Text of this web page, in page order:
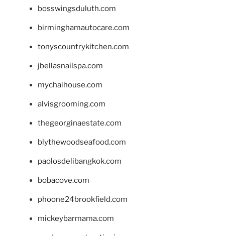
bosswingsduluth.com
birminghamautocare.com
tonyscountrykitchen.com
jbellasnailspa.com
mychaihouse.com
alvisgrooming.com
thegeorginaestate.com
blythewoodseafood.com
paolosdelibangkok.com
bobacove.com
phoone24brookfield.com
mickeybarmama.com